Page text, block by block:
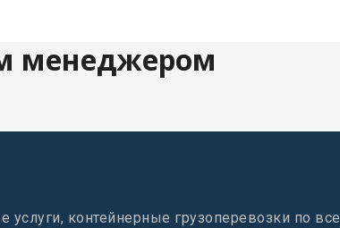
менеджером
контейнерные грузоперевозки по